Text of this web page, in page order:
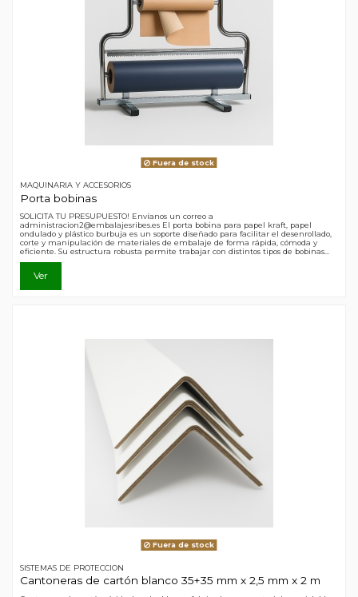
Fuera de stock
MAQUINARIA Y ACCESORIOS
Porta bobinas
SOLICITA TU PRESUPUESTO! Envíanos un correo a
administracion2@embalajesribes.es El porta bobina para papel kraft, papel
ondulado y plástico burbuja es un soporte diseñado para facilitar el desenrollado,
corte y manipulación de materiales de embalaje de forma rápida, cómoda y
eficiente. Su estructura robusta permite trabajar con distintos tipos de bobinas...
Ver
Fuera de stock
SISTEMAS DE PROTECCION
Cantoneras de cartón blanco 35+35 mm x 2,5 mm x 2 m